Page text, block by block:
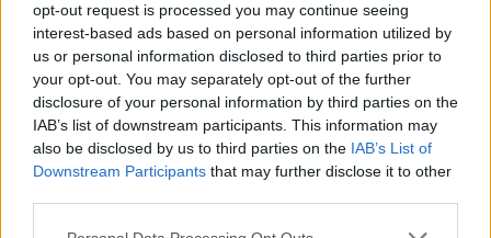
opt-out request is processed you may continue seeing
interest-based ads based on personal information utilized by
us or personal information disclosed to third parties prior to
your opt-out. You may separately opt-out of the further
disclosure of your personal information by third parties on the
IAB’s list of downstream participants. This information may
also be disclosed by us to third parties on the IAB’s List of
Downstream Participants that may further disclose it to other
barier handlowych. Przy tak niskim poziomie CMU polskie
przedsiębiorstwanie będą w stanie pozyskać odpowiedniej
ilości recyklatu, by sprostać nowym wymogom. Przełoży się
to na wzrost kosztów, ryzyko niezgodności i wypychanie firm z
europejskich łańcuchów dostaw.
Tymczasem konkurenci z Czech czy Austrii – działający w